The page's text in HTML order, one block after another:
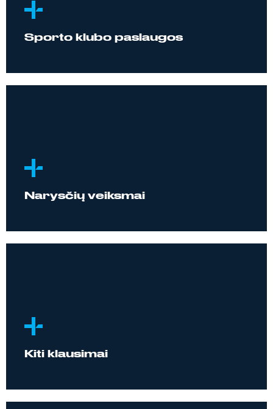
Sporto klubo paslaugos
Narysčių veiksmai
Kiti klausimai